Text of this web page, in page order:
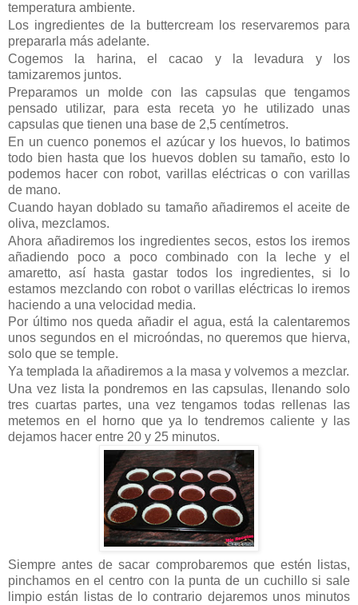
temperatura ambiente.
Los ingredientes de la buttercream los reservaremos para
prepararla más adelante.
Cogemos la harina, el cacao y la levadura y los
tamizaremos juntos.
Preparamos un molde con las capsulas que tengamos
pensado utilizar, para esta receta yo he utilizado unas
capsulas que tienen una base de 2,5 centímetros.
En un cuenco ponemos el azúcar y los huevos, lo batimos
todo bien hasta que los huevos doblen su tamaño, esto lo
podemos hacer con robot, varillas eléctricas o con varillas
de mano.
Cuando hayan doblado su tamaño añadiremos el aceite de
oliva, mezclamos.
Ahora añadiremos los ingredientes secos, estos los iremos
añadiendo poco a poco combinado con la leche y el
amaretto, así hasta gastar todos los ingredientes, si lo
estamos mezclando con robot o varillas eléctricas lo iremos
haciendo a una velocidad media.
Por último nos queda añadir el agua, está la calentaremos
unos segundos en el microóndas, no queremos que hierva,
solo que se temple.
Ya templada la añadiremos a la masa y volvemos a mezclar.
Una vez lista la pondremos en las capsulas, llenando solo
tres cuartas partes, una vez tengamos todas rellenas las
metemos en el horno que ya lo tendremos caliente y las
dejamos hacer entre 20 y 25 minutos.
Siempre antes de sacar comprobaremos que estén listas,
pinchamos en el centro con la punta de un cuchillo si sale
limpio están listas de lo contrario dejaremos unos minutos